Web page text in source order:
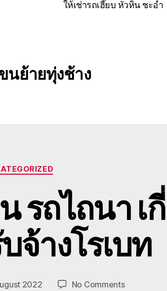
ให้เช่ารถเฮี๊ยบ หัวหิน ชะอ
นย้ายทุ่งช้าง
Categories
รถไถนา เ
จ้างโรเบท
2022 No Commentson